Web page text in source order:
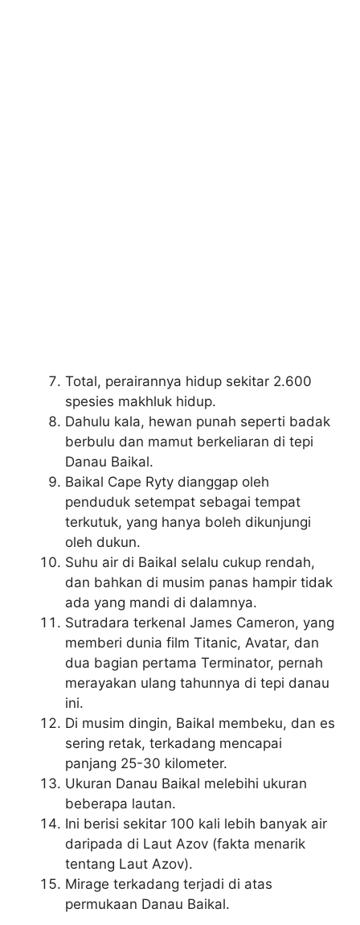
Total, perairannya hidup sekitar 2.600
spesies makhluk hidup.
Dahulu kala, hewan punah seperti badak
berbulu dan mamut berkeliaran di tepi
Danau Baikal.
Baikal Cape Ryty dianggap oleh
penduduk setempat sebagai tempat
terkutuk, yang hanya boleh dikunjungi
oleh dukun.
Suhu air di Baikal selalu cukup rendah,
dan bahkan di musim panas hampir tidak
ada yang mandi di dalamnya.
Sutradara terkenal James Cameron, yang
memberi dunia film Titanic, Avatar, dan
dua bagian pertama Terminator, pernah
merayakan ulang tahunnya di tepi danau
ini.
Di musim dingin, Baikal membeku, dan es
sering retak, terkadang mencapai
panjang 25-30 kilometer.
Ukuran Danau Baikal melebihi ukuran
beberapa lautan.
Ini berisi sekitar 100 kali lebih banyak air
daripada di Laut Azov (fakta menarik
tentang Laut Azov).
Mirage terkadang terjadi di atas
permukaan Danau Baikal.